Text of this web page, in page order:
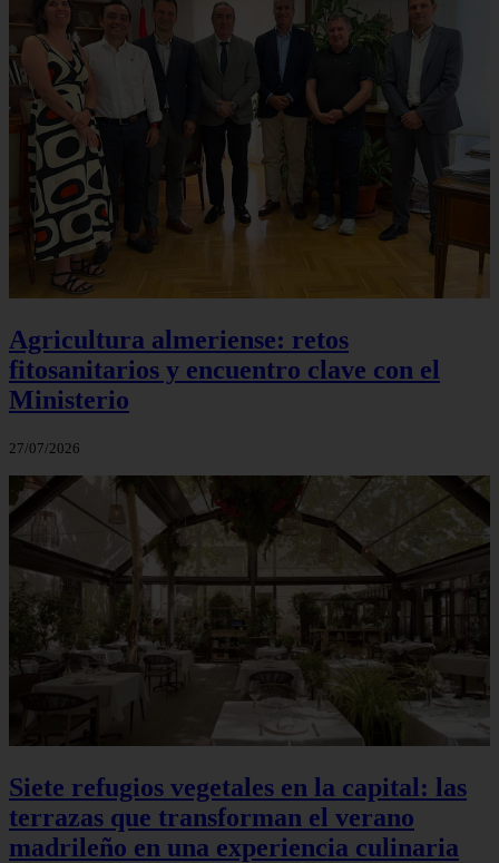
Agricultura almeriense: retos
fitosanitarios y encuentro clave con el
Ministerio
27/07/2026
Siete refugios vegetales en la capital: las
terrazas que transforman el verano
madrileño en una experiencia culinaria